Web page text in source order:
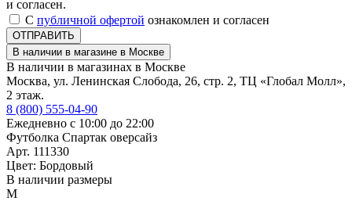
и согласен.
С публичной офертой ознакомлен и согласен
ОТПРАВИТЬ
В наличии в магазине в Москве
В наличии в магазинах в Москве
Москва, ул. Ленинская Слобода, 26, стр. 2, ТЦ «Глобал Молл»,
2 этаж.
8 (800) 555-04-90
Ежедневно с 10:00 до 22:00
Футболка Спартак оверсайз
Арт. 111330
Цвет: Бордовый
В наличии размеры
M